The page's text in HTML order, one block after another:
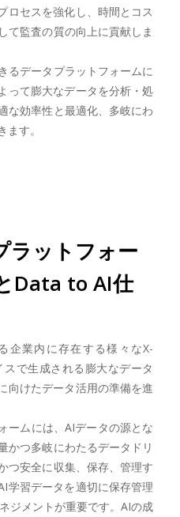
ロセスを強化し、時間とコス
て監査の質の向上に貢献しま
るデータプラットフォームに
って膨大なデータを分析・処
な効率性と最適化、多岐にわ
す。
ラットフォー
Data to AI仕
企業内に存在する様々なX-
で生成される膨大なデータ
向けたデータ活用の準備を進
ームには、AIデータの源とな
かつ多岐にわたるデータドリ
つ安全に収集、保存、管理す
学習データを適切に保存管理
ジメントが重要です。AIの成